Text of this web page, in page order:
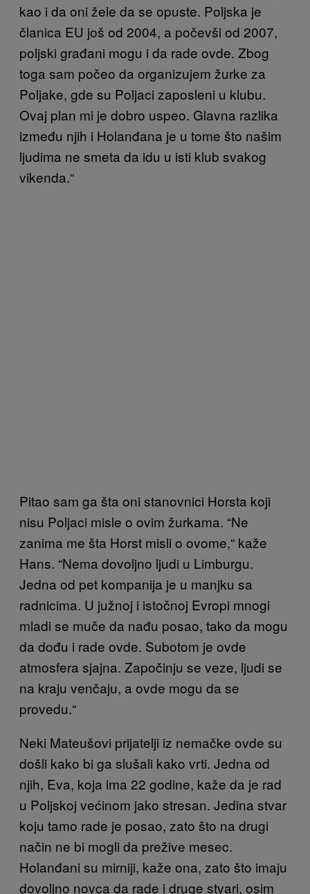
kao i da oni žele da se opuste. Poljska je
članica EU još od 2004, a počevši od 2007,
poljski građani mogu i da rade ovde. Zbog
toga sam počeo da organizujem žurke za
Poljake, gde su Poljaci zaposleni u klubu.
Ovaj plan mi je dobro uspeo. Glavna razlika
između njih i Holanđana je u tome što našim
ljudima ne smeta da idu u isti klub svakog
vikenda.“
Pitao sam ga šta oni stanovnici Horsta koji
nisu Poljaci misle o ovim žurkama. “Ne
zanima me šta Horst misli o ovome,“ kaže
Hans. “Nema dovoljno ljudi u Limburgu.
Jedna od pet kompanija je u manjku sa
radnicima. U južnoj i istočnoj Evropi mnogi
mladi se muče da nađu posao, tako da mogu
da dođu i rade ovde. Subotom je ovde
atmosfera sjajna. Započinju se veze, ljudi se
na kraju venčaju, a ovde mogu da se
provedu.“
Neki Mateušovi prijatelji iz nemačke ovde su
došli kako bi ga slušali kako vrti. Jedna od
njih, Eva, koja ima 22 godine, kaže da je rad
u Poljskoj većinom jako stresan. Jedina stvar
koju tamo rade je posao, zato što na drugi
način ne bi mogli da prežive mesec.
Holanđani su mirniji, kaže ona, zato što imaju
dovoljno novca da rade i druge stvari, osim